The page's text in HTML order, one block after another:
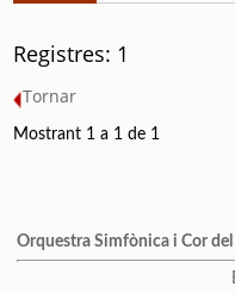
Registres: 1
Tornar
Mostrant 1 a 1 de 1
Orquestra Simfònica i Cor del